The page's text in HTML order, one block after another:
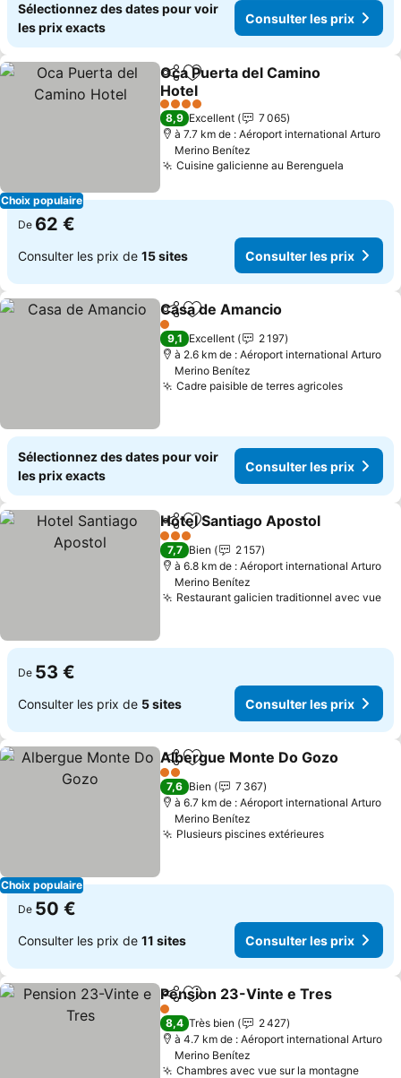
Sélectionnez des dates pour voir
les prix exacts
Consulter les prix
Choix populaire
PartagerAjouter à mes favoris
Oca Puerta del Camino
Hotel
4 Étoiles
8,9 Excellent
7 065
à 7.7 km de : Aéroport international Arturo
Merino Benítez
Cuisine galicienne au Berenguela
De 62 €
Consulter les prix de 15 sites Consulter les prix
PartagerAjouter à mes favoris
Casa de Amancio
1 Étoiles
9,1 Excellent
2 197
à 2.6 km de : Aéroport international Arturo
Merino Benítez
Cadre paisible de terres agricoles
Sélectionnez des dates pour voir
les prix exacts
Consulter les prix
PartagerAjouter à mes favoris
Hotel Santiago Apostol
3 Étoiles
7,7 Bien
2 157
à 6.8 km de : Aéroport international Arturo
Merino Benítez
Restaurant galicien traditionnel avec vue
De 53 €
Consulter les prix de 5 sites Consulter les prix
Choix populaire
PartagerAjouter à mes favoris
Albergue Monte Do Gozo
2 Étoiles
7,6 Bien
7 367
à 6.7 km de : Aéroport international Arturo
Merino Benítez
Plusieurs piscines extérieures
De 50 €
Consulter les prix de 11 sites Consulter les prix
PartagerAjouter à mes favoris
Pension 23-Vinte e Tres
1 Étoiles
8,4 Très bien
2 427
à 4.7 km de : Aéroport international Arturo
Merino Benítez
Chambres avec vue sur la montagne